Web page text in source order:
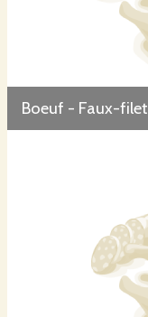
Boeuf - Faux-filet